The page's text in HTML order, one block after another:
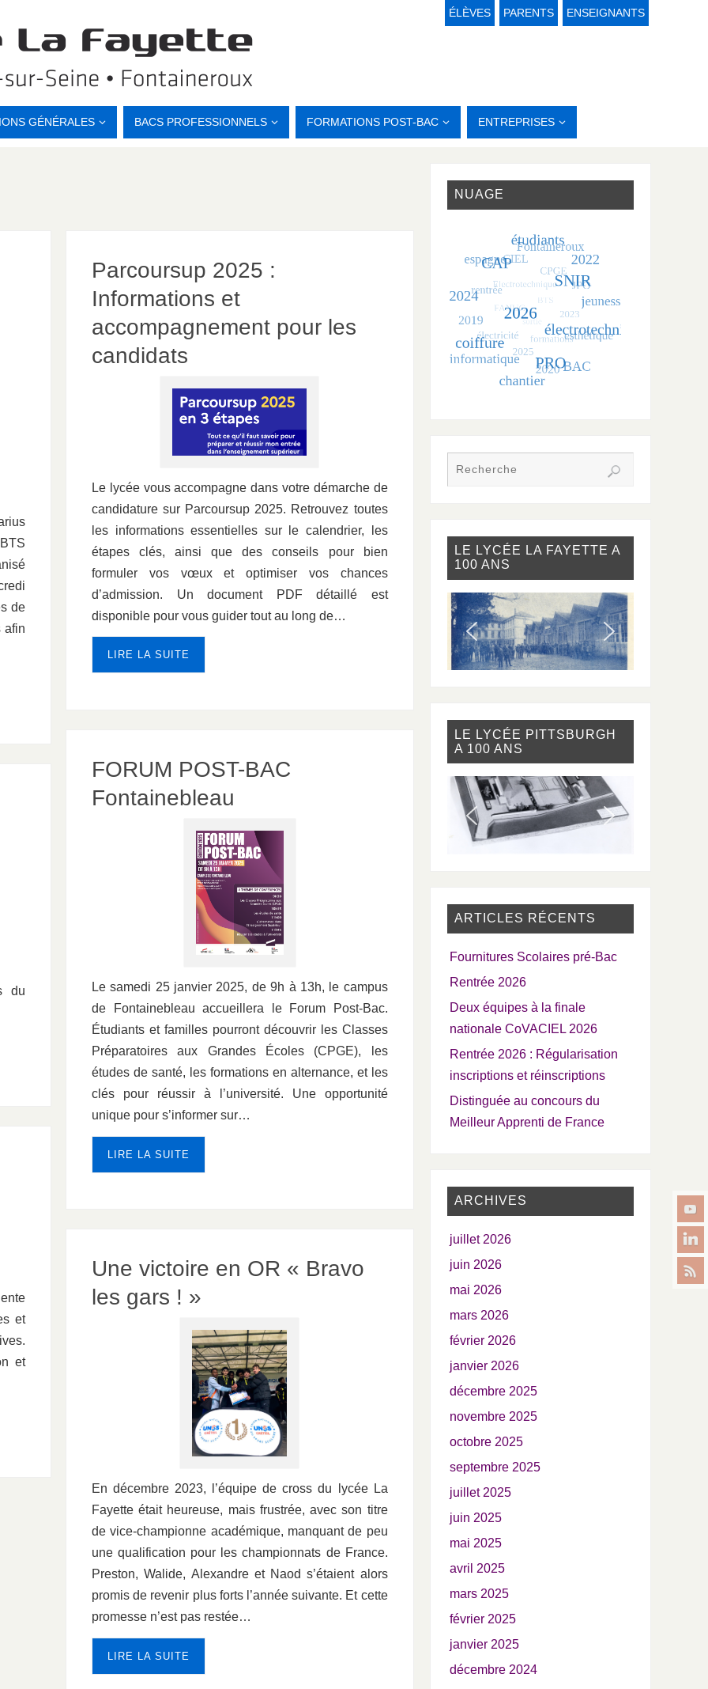
ÉLÈVES PARENTS ENSEIGNANTS
GÉNÉRALES BACS PROFESSIONNELS FORMATIONS POST-BAC ENTREPRISES
de
afin
Parcoursup 2025 :
Informations et
accompagnement pour les
candidats
Le lycée vous accompagne dans votre démarche de
candidature sur Parcoursup 2025. Retrouvez toutes
les informations essentielles sur le calendrier, les
étapes clés, ainsi que des conseils pour bien
formuler vos vœux et optimiser vos chances
d’admission. Un document PDF détaillé est
disponible pour vous guider tout au long de…
LIRE LA SUITE
FORUM POST-BAC
Fontainebleau
Le samedi 25 janvier 2025, de 9h à 13h, le campus
de Fontainebleau accueillera le Forum Post-Bac.
Étudiants et familles pourront découvrir les Classes
Préparatoires aux Grandes Écoles (CPGE), les
études de santé, les formations en alternance, et les
clés pour réussir à l’université. Une opportunité
unique pour s’informer sur…
LIRE LA SUITE
du
et
et
Une victoire en OR « Bravo
les gars ! »
En décembre 2023, l’équipe de cross du lycée La
Fayette était heureuse, mais frustrée, avec son titre
de vice-championne académique, manquant de peu
une qualification pour les championnats de France.
Preston, Walide, Alexandre et Naod s’étaient alors
promis de revenir plus forts l’année suivante. Et cette
promesse n’est pas restée…
LIRE LA SUITE
NUAGE
LE LYCÉE LA FAYETTE A
100 ANS
LE LYCÉE PITTSBURGH
A 100 ANS
ARTICLES RÉCENTS
Fournitures Scolaires pré-Bac
Rentrée 2026
Deux équipes à la finale
nationale CoVACIEL 2026
Rentrée 2026 : Régularisation
inscriptions et réinscriptions
Distinguée au concours du
Meilleur Apprenti de France
ARCHIVES
juillet 2026
juin 2026
mai 2026
mars 2026
février 2026
janvier 2026
décembre 2025
novembre 2025
octobre 2025
septembre 2025
juillet 2025
juin 2025
mai 2025
avril 2025
mars 2025
février 2025
janvier 2025
décembre 2024